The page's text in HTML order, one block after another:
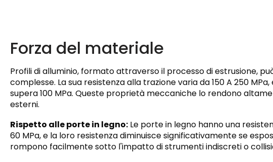
Forza del materiale
Profili di alluminio, formato attraverso il processo di estrusione,
complesse. La sua resistenza alla trazione varia da 150 A 250
supera 100 MPa. Queste proprietà meccaniche lo rendono
esterni.
Rispetto alle porte in legno: Le porte in legno hanno una
60 MPa, e la loro resistenza diminuisce significativamente se
rompono facilmente sotto l'impatto di strumenti indiscreti o